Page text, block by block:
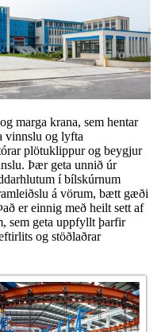
marga krana, sem hentar
vinnslu og lyfta
plötuklippur og beygjur
Þær geta unnið úr
í bílskúrnum
á vörum, bætt gæði
er einnig með heilt sett af
geta uppfyllt þarfir
og stöðlaðrar